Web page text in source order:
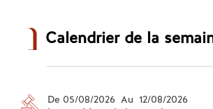
Calendrier de la
De 05/08/2026 Au 12/08/2026